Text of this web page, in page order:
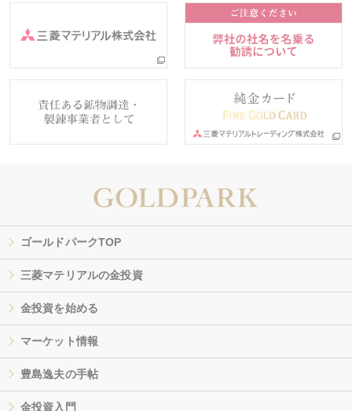
ゴールドパークTOP
三菱マテリアルの金投資
金投資を始める
マーケット情報
豊島逸夫の手帖
金投資入門